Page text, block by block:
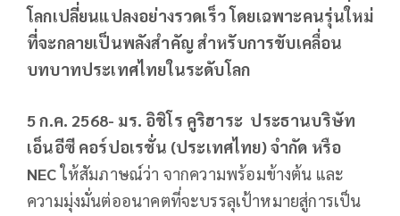
โลกเปลี่ยนแปลงอย่างรวดเร็ว โดยเฉพาะคนรุ่นใหม่
ที่จะกลายเป็นพลังสำคัญ สำหรับการขับเคลื่อน
บทบาทประเทศไทยในระดับโลก
5 ก.ค. 2568- มร. อิชิโร คูริฮาระ ประธานบริษัท
เอ็นอีซี คอร์ปอเรชั่น (ประเทศไทย) จำกัด หรือ
NECให้สัมภาษณ์ว่า จากความพร้อมข้างต้น และ
ความมุ่งมั่นต่ออนาคตที่จะบรรลุเป้าหมายสู่การเป็น